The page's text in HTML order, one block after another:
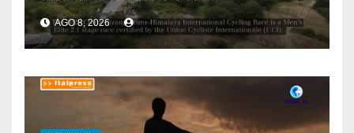
Himalaya Race
AGO 8, 2026